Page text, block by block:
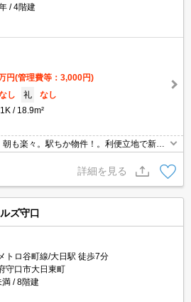
4階建
円(管理費等：3,000円)
し 礼
なし
1K 18.9m²
も楽々。駅ちか物件！。利便立地で新生
詳細を見る
ズ守口
トロ谷町線/大日駅 徒歩7分
守口市大日東町
満
8階建